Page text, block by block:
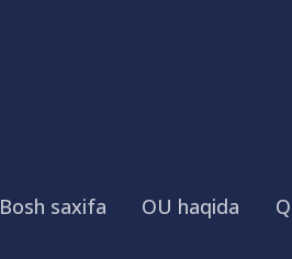
Bosh saxifa OU haqida